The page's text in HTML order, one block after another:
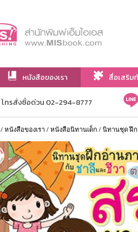
หนังสือของเรา สื่อเสริม
เกี่ยวกับเรา
โทรสั่งซื้อด่วน 02-294-8777
/หนังสือของเรา /หนังสือนิทานเด็ก /นิทานชุด ฝึ